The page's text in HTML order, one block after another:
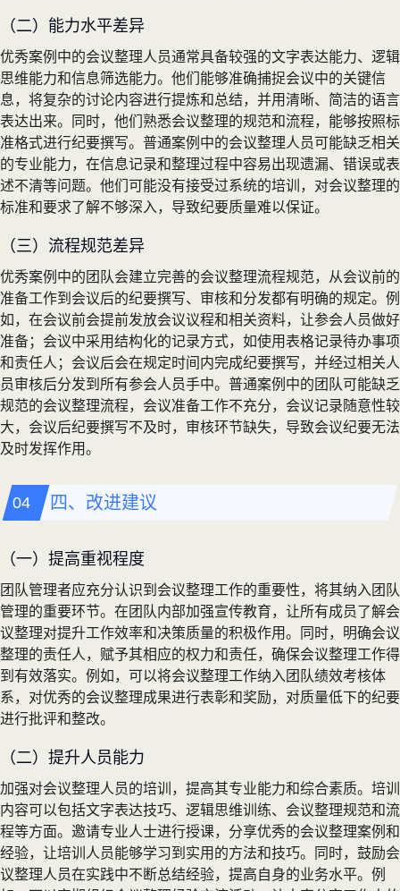
（二）能力水平差异
优秀案例中的会议整理人员通常具备较强的文字表达能力、逻辑
思维能力和信息筛选能力。他们能够准确捕捉会议中的关键信
息，将复杂的讨论内容进行提炼和总结，并用清晰、简洁的语言
表达出来。同时，他们熟悉会议整理的规范和流程，能够按照标
准格式进行纪要撰写。普通案例中的会议整理人员可能缺乏相关
的专业能力，在信息记录和整理过程中容易出现遗漏、错误或表
述不清等问题。他们可能没有接受过系统的培训，对会议整理的
标准和要求了解不够深入，导致纪要质量难以保证。
（三）流程规范差异
优秀案例中的团队会建立完善的会议整理流程规范，从会议前的
准备工作到会议后的纪要撰写、审核和分发都有明确的规定。例
如，在会议前会提前发放会议议程和相关资料，让参会人员做好
准备；会议中采用结构化的记录方式，如使用表格记录待办事项
和责任人；会议后会在规定时间内完成纪要撰写，并经过相关人
员审核后分发到所有参会人员手中。普通案例中的团队可能缺乏
规范的会议整理流程，会议准备工作不充分，会议记录随意性较
大，会议后纪要撰写不及时，审核环节缺失，导致会议纪要无法
及时发挥作用。
四、改进建议
（一）提高重视程度
团队管理者应充分认识到会议整理工作的重要性，将其纳入团队
管理的重要环节。在团队内部加强宣传教育，让所有成员了解会
议整理对提升工作效率和决策质量的积极作用。同时，明确会议
整理的责任人，赋予其相应的权力和责任，确保会议整理工作得
到有效落实。例如，可以将会议整理工作纳入团队绩效考核体
系，对优秀的会议整理成果进行表彰和奖励，对质量低下的纪要
进行批评和整改。
（二）提升人员能力
加强对会议整理人员的培训，提高其专业能力和综合素质。培训
内容可以包括文字表达技巧、逻辑思维训练、会议整理规范和流
程等方面。邀请专业人士进行授课，分享优秀的会议整理案例和
经验，让培训人员能够学习到实用的方法和技巧。同时，鼓励会
议整理人员在实践中不断总结经验，提高自身的业务水平。例